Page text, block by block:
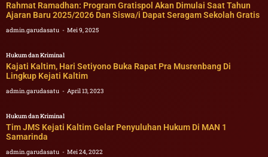
Rahmat Ramadhan: Program Gratispol Akan Dimulai Saat Tahun
Ajaran Baru 2025/2026 Dan Siswa/i Dapat Seragam Sekolah Gratis
admin.garudasatu Mei 9, 2025
Hukum dan Kriminal
Kajati Kaltim, Hari Setiyono Buka Rapat Pra Musrenbang Di
Lingkup Kejati Kaltim
admin.garudasatu April 13, 2023
Hukum dan Kriminal
Tim JMS Kejati Kaltim Gelar Penyuluhan Hukum Di MAN 1
Samarinda
admin.garudasatu Mei 24, 2022